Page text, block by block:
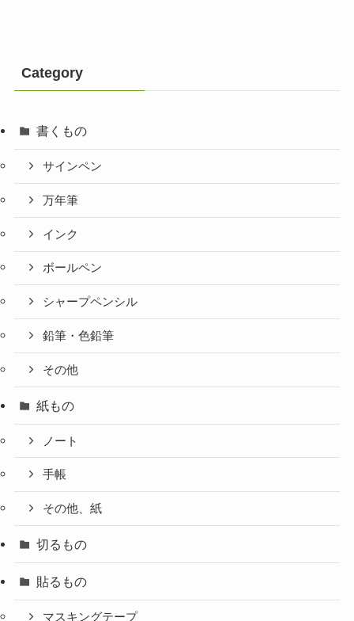
Category
書くもの
サインペン
万年筆
インク
ボールペン
シャープペンシル
鉛筆・色鉛筆
その他
紙もの
ノート
手帳
その他、紙
切るもの
貼るもの
マスキングテープ